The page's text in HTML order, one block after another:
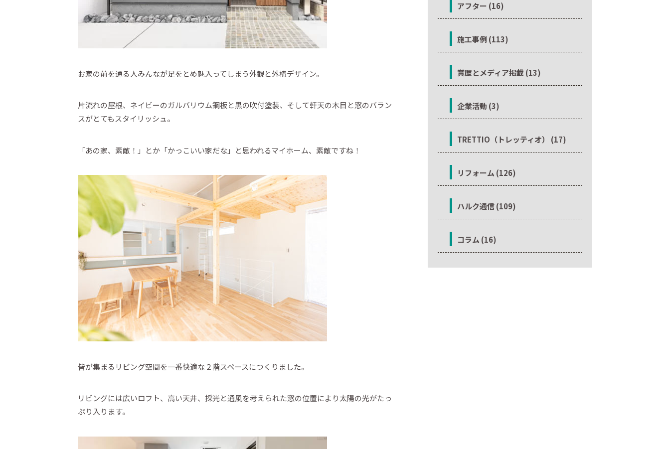
お家の前を通る人みんなが足をとめ魅入ってしまう外観と外構デザイン。
片流れの屋根、ネイビーのガルバリウム鋼板と黒の吹付塗装、そして軒天の木目と窓のバラン
スがとてもスタイリッシュ。
「あの家、素敵！」とか「かっこいい家だな」と思われるマイホーム、素敵ですね！
皆が集まるリビング空間を一番快適な２階スペースにつくりました。
リビングには広いロフト、高い天井、採光と通風を考えられた窓の位置により太陽の光がたっ
ぷり入ります。
アフター (16)
施工事例 (113)
賞歴とメディア掲載 (13)
企業活動 (3)
TRETTIO（トレッティオ） (17)
リフォーム (126)
ハルク通信 (109)
コラム (16)